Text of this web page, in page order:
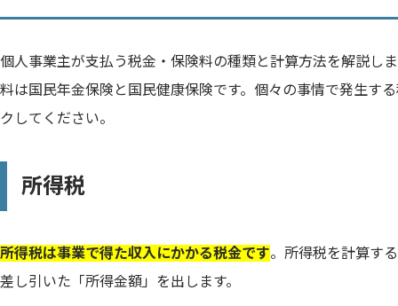
個人事業主が支払う税金・保険料の種類と計算方法を解説し
料は国民年金保険と国民健康保険です。個々の事情で発生す
クしてください。
所得税
所得税は事業で得た収入にかかる税金です。所得税を計算す
差し引いた「所得金額」を出します。